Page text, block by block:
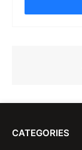
CATEGORIES